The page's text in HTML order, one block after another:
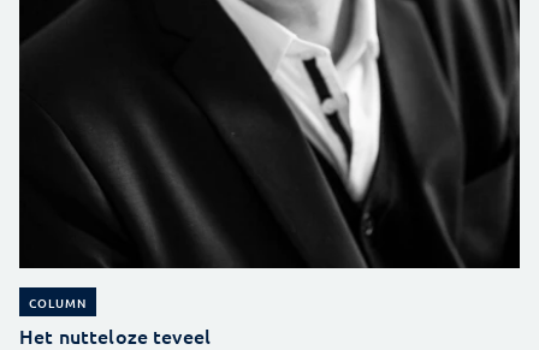
COLUMN
Het nutteloze teveel